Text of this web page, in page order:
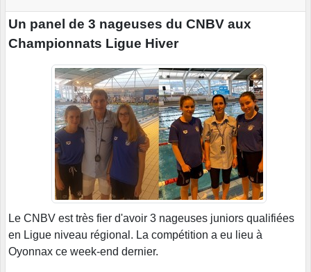
Un panel de 3 nageuses du CNBV aux
Championnats Ligue Hiver
Le CNBV est très fier d'avoir 3 nageuses juniors qualifiées
en Ligue niveau régional. La compétition a eu lieu à
Oyonnax ce week-end dernier.